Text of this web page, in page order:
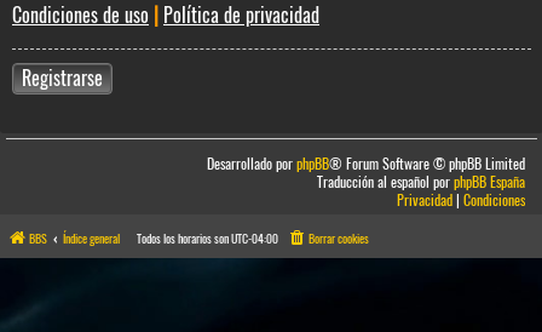
Condiciones de uso
Política de privacidad
Registrarse
Desarrollado porphpBB® Forum Software © phpBB Limited
Traducción al español porphpBB España
Privacidad|Condiciones
BBS Índice general Todos los horarios sonUTC-04:00 Borrar cookies